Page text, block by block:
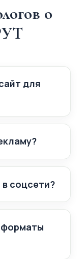
о
для
соцсети?